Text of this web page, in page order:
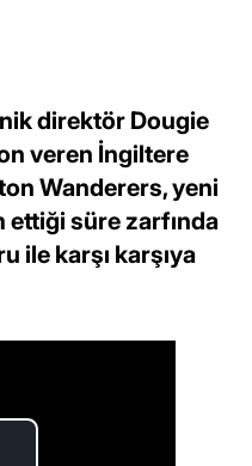
direktör Dougie
veren İngiltere
Wanderers, yeni
ettiği süre zarfında
ile karşı karşıya